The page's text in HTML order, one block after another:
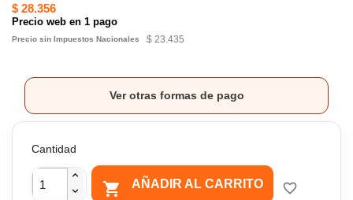
$ 28.356
Precio web en 1 pago
Precio sin Impuestos Nacionales $ 23.435
Ver otras formas de pago
Cantidad
 AÑADIR AL CARRITO favorite_border